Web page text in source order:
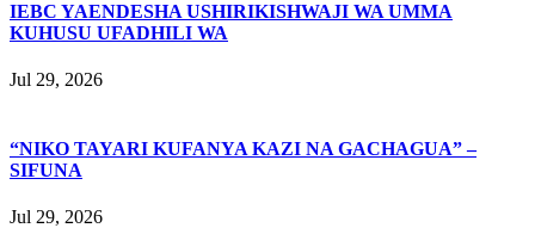
IEBC YAENDESHA USHIRIKISHWAJI WA UMMA
KUHUSU UFADHILI WA
Jul 29, 2026
“NIKO TAYARI KUFANYA KAZI NA GACHAGUA” –
SIFUNA
Jul 29, 2026